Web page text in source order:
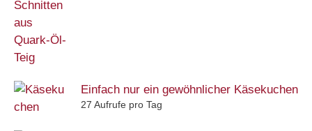
Einfach nur ein gewöhnlicher Käsekuchen
27 Aufrufe pro Tag